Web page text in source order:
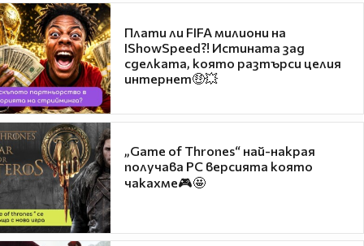
Плати ли FIFA милиони на
IShowSpeed?! Истината зад
сделката, която разтърси целия
интернет🤑💥
„Game of Thrones“ най-накрая
получава PC версията която
чакахме🎮🤩